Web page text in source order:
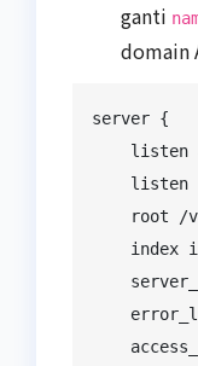
ganti
domain
server {
listen
listen
root /
index